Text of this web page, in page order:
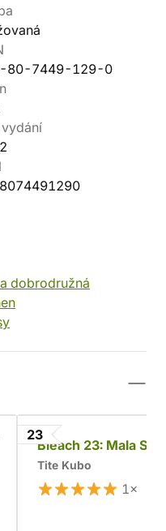
80-7449-129-0
vydání
dobrodružná
23
Bleach 23: Mala
Tite Kubo
1×